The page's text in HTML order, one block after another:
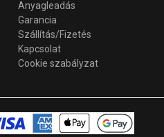
Anyagleadás
Garancia
Szállítás/Fizetés
Kapcsolat
Cookie szabályzat